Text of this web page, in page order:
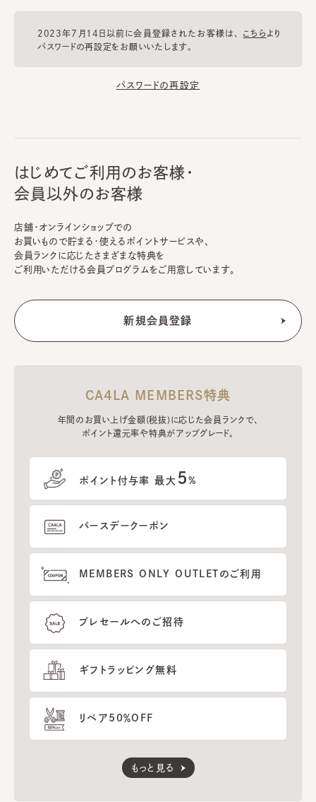
2023年7月14日以前に会員登録されたお客様は、 こちらより
パスワードの再設定をお願いいたします。
パスワードの再設定
はじめてご利用のお客様・
会員以外のお客様
店舗・オンラインショップでの
お買いもので貯まる・使えるポイントサービスや、
会員ランクに応じたさまざまな特典を
ご利用いただける会員プログラムをご用意しています。
CA4LA MEMBERS特典
年間のお買い上げ金額(税抜)に応じた会員ランクで、
ポイント還元率や特典がアップグレード。
ポイント付与率 最大 5%
バースデークーポン
MEMBERS ONLY OUTLETのご利用
プレセールへのご招待
ギフトラッピング無料
リペア50％OFF
もっと見る